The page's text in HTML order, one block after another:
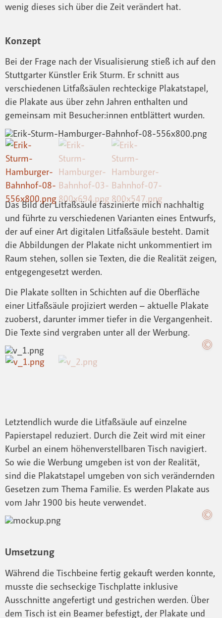
wenig dieses sich über die Zeit verändert hat.
Konzept
Bei der Frage nach der Visualisierung stieß ich auf den
Stuttgarter Künstler Erik Sturm. Er schnitt aus
verschiedenen Litfaßsäulen rechteckige Plakatstapel,
die Plakate aus über zehn Jahren enthalten und
gemeinsam mit Besucher:innen entblättert wurden.
Das Bild der Litfaßsäule faszinierte mich nachhaltig
und führte zu verschiedenen Varianten eines Entwurfs,
der auf einer Art digitalen Litfaßsäule besteht. Damit
die Abbildungen der Plakate nicht unkommentiert im
Raum stehen, sollen sie Texten, die die Realität zeigen,
entgegengesetzt werden.
Die Plakate sollten in Schichten auf die Oberfläche
einer Litfaßsäule projiziert werden – aktuelle Plakate
zuoberst, darunter immer tiefer in die Vergangenheit.
Die Texte sind vergraben unter all der Werbung.
Letztendlich wurde die Litfaßsäule auf einzelne
Papierstapel reduziert. Durch die Zeit wird mit einer
Kurbel an einem höhenverstellbaren Tisch navigiert.
So wie die Werbung umgeben ist von der Realität,
sind die Plakatstapel umgeben von sich verändernden
Gesetzen zum Thema Familie. Es werden Plakate aus
vom Jahr 1900 bis heute verwendet.
Umsetzung
Während die Tischbeine fertig gekauft werden konnte,
musste die sechseckige Tischplatte inklusive
Ausschnitte angefertigt und gestrichen werden. Über
dem Tisch ist ein Beamer befestigt, der Plakate und